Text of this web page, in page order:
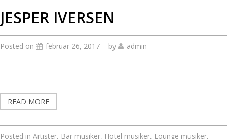
JESPER IVERSEN
Posted on februar 26, 2017 by admin
READ MORE
Posted in Artister, Bar musiker, Hotel musiker, Lounge musiker,